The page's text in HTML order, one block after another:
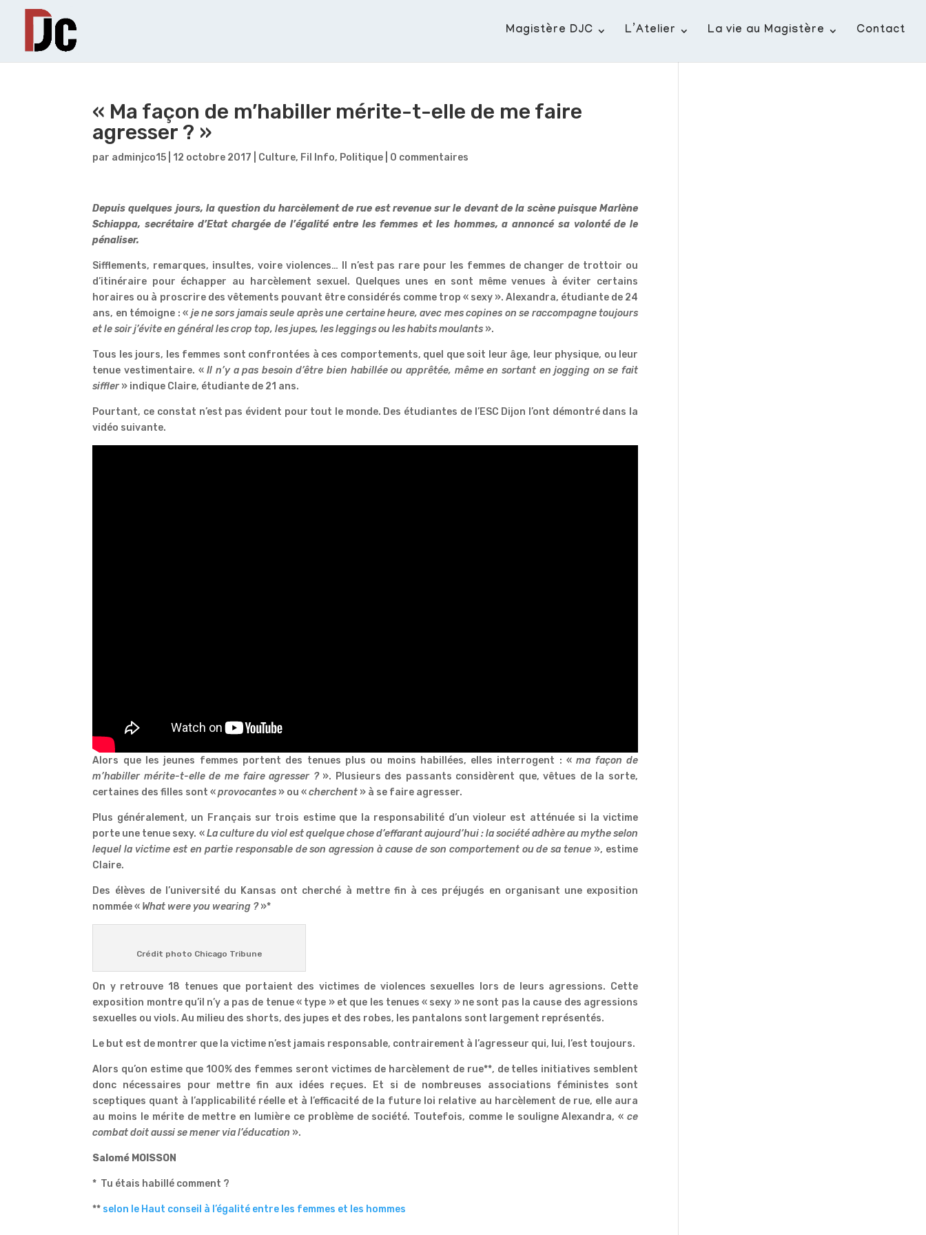
Magistère DJC L’Atelier La vie au Magistère Contact
« Ma façon de m’habiller mérite-t-elle de me faire
agresser ? »
par adminjco15 12 octobre 2017 Culture, Fil Info, Politique 0 commentaires
Depuis quelques jours, la question du harcèlement de rue est revenue sur le devant de la scène puisque Marlène
Schiappa, secrétaire d’Etat chargée de l’égalité entre les femmes et les hommes, a annoncé sa volonté de le
pénaliser.
Sifflements, remarques, insultes, voire violences… Il n’est pas rare pour les femmes de changer de trottoir ou
d’itinéraire pour échapper au harcèlement sexuel. Quelques unes en sont même venues à éviter certains
horaires ou à proscrire des vêtements pouvant être considérés comme trop « sexy ». Alexandra, étudiante de 24
ans, en témoigne : « je ne sors jamais seule après une certaine heure, avec mes copines on se raccompagne toujours
et le soir j’évite en général les crop top, les jupes, les leggings ou les habits moulants ».
Tous les jours, les femmes sont confrontées à ces comportements, quel que soit leur âge, leur physique, ou leur
tenue vestimentaire. «Il n’y a pas besoin d’être bien habillée ou apprêtée, même en sortant en jogging on se fait
siffler» indique Claire, étudiante de 21 ans.
Pourtant, ce constat n’est pas évident pour tout le monde. Des étudiantes de l’ESC Dijon l’ont démontré dans la
vidéo suivante.
Alors que les jeunes femmes portent des tenues plus ou moins habillées, elles interrogent : «ma façon de
m’habiller mérite-t-elle de me faire agresser ?». Plusieurs des passants considèrent que, vêtues de la sorte,
certaines des filles sont «provocantes » ou «cherchent » à se faire agresser.
Plus généralement, un Français sur trois estime que la responsabilité d’un violeur est atténuée si la victime
porte une tenue sexy. «La culture du viol est quelque chose d’effarant aujourd’hui : la société adhère au mythe selon
lequel la victime est en partie responsable de son agression à cause de son comportement ou de sa tenue », estime
Claire.
Des élèves de l’université du Kansas ont cherché à mettre fin à ces préjugés en organisant une exposition
nommée « What were you wearing ?»*
Crédit photo Chicago Tribune
On y retrouve 18 tenues que portaient des victimes de violences sexuelles lors de leurs agressions. Cette
exposition montre qu’il n’y a pas de tenue « type » et que les tenues « sexy » ne sont pas la cause des agressions
sexuelles ou viols. Au milieu des shorts, des jupes et des robes, les pantalons sont largement représentés.
Le but est de montrer que la victime n’est jamais responsable, contrairement à l’agresseur qui, lui, l’est toujours.
Alors qu’on estime que 100% des femmes seront victimes de harcèlement de rue**, de telles initiatives semblent
donc nécessaires pour mettre fin aux idées reçues. Et si de nombreuses associations féministes sont
sceptiques quant à l’applicabilité réelle et à l’efficacité de la future loi relative au harcèlement de rue, elle aura
au moins le mérite de mettre en lumière ce problème de société. Toutefois, comme le souligne Alexandra, «ce
combat doit aussi se mener via l’éducation ».
Salomé MOISSON
* Tu étais habillé comment ?
** selon le Haut conseil à l’égalité entre les femmes et les hommes